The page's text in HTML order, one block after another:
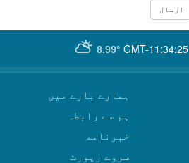
GMT-11:34:25
8.99°
ہمارے بارے میں
ہم سے رابطہ
سروے رپورٹ